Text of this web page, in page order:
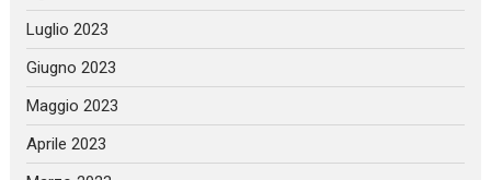
Luglio 2023
Giugno 2023
Maggio 2023
Aprile 2023